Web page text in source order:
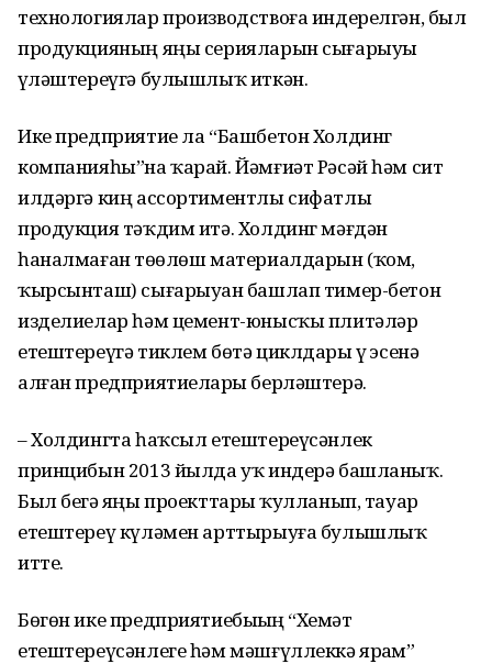
технологиялар производ­ствоға индерелгән, был
продук­ция­ның яңы серияларын сыға­рыуҙы
үҙләштереүгә булышлыҡ иткән.
Ике предприятие ла “Башбетон Холдинг
компанияһы”на ҡарай. Йәмғиәт Рәсәй һәм сит
илдәргә киң ассортиментлы сифатлы
продукция тәҡдим итә. Холдинг мәғдән
һаналмаған төҙөлөш материалдарын (ҡом,
ҡырсынташ) сығарыу­ҙан башлап тимер-бетон
изделиелар һәм цемент-юнысҡы плитәләр
етештереүгә тиклем бөтә цикл­дарҙы үҙ эсенә
алған предприя­тиеларҙы берләштерә.
– Холдингта һаҡсыл етеште­реүсәнлек
принцибын 2013 йылда уҡ индерә башланыҡ.
Был беҙгә яңы проекттарҙы ҡулланып, тауар
етештереү күләмен арттырыуға булышлыҡ
итте.
Бөгөн ике предприятиебыҙҙың “Хеҙмәт
етештереүсәнлеге һәм мәшғүллеккә ярҙам”